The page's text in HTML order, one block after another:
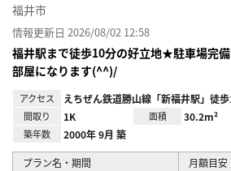
福井市
情報更新日 2026/08/02 12:58
福井駅まで徒歩10分の好立地★駐車場完
部屋になります(^^)/
アクセス えちぜん鉄道勝山線「新福井駅」徒
間取り 1K 面積 30.2m²
築年数 2000年 9月 築
プラン名・期間 月額目安